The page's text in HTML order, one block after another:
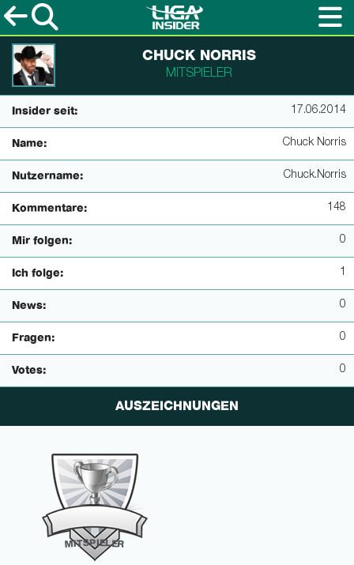
CHUCK NORRIS
MITSPIELER
Insider seit: 17.06.2014
Name: Chuck Norris
Nutzername: Chuck.Norris
Kommentare: 148
Mir folgen: 0
Ich folge: 1
News: 0
Fragen: 0
Votes: 0
AUSZEICHNUNGEN
MITSPIELER